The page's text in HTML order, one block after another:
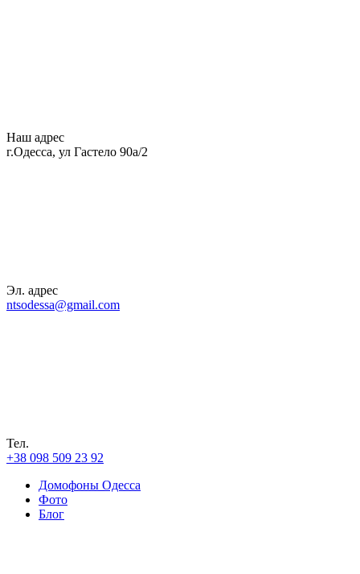
Наш адрес
г.Одесса, ул Гастело 90а/2
Эл. адрес
ntsodessa@gmail.com
Тел.
+38 098 509 23 92
Домофоны Одесса
Фото
Блог